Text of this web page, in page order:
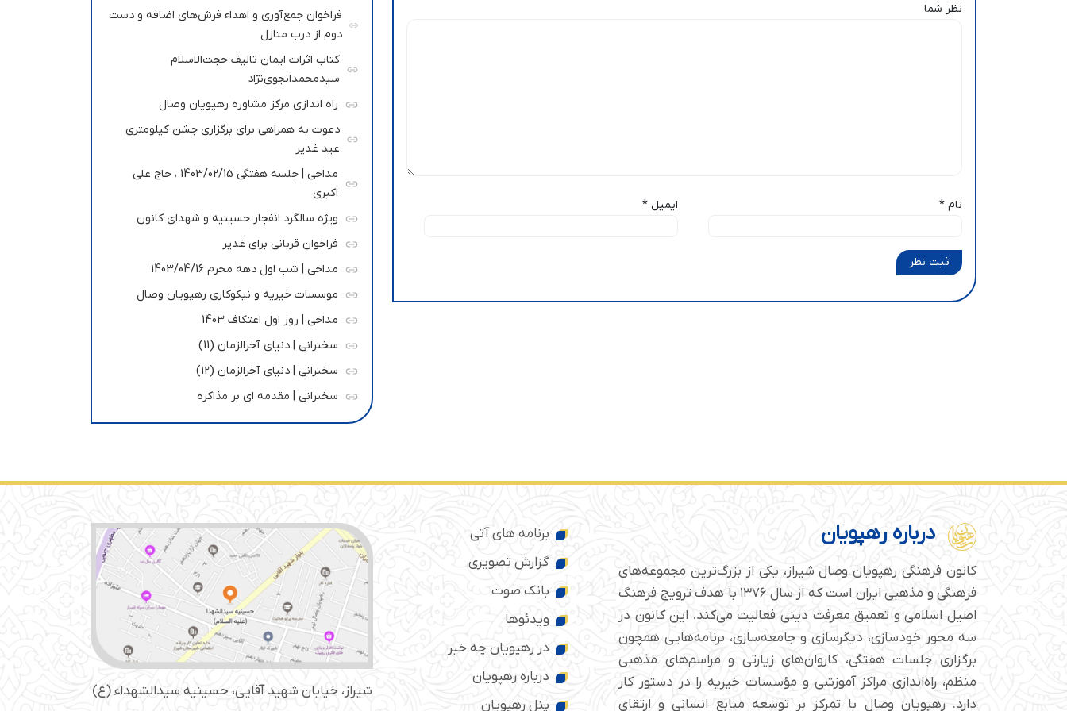
نظر شما
نام * ایمیل *
ثبت نظر
فراخوان جمع‌آوری و اهداء فرش‌های اضافه و دست
دوم از درب منازل
کتاب اثرات ایمان تالیف حجت‌الاسلام
سیدمحمدانجوی‌نژاد
راه اندازی مرکز مشاوره رهپویان وصال
دعوت به همراهی برای برگزاری جشن کیلومتری
عید غدیر
مداحی | جلسه هفتگی 1403/02/15 ، حاج علی
اکبری
ویژه سالگرد انفجار حسینیه و شهدای کانون
فراخوان قربانی برای غدیر
مداحی | شب اول دهه محرم 1403/04/16
موسسات خیریه و نیکوکاری رهپویان وصال
مداحی | روز اول اعتکاف 1403
سخنرانی | دنیای آخرالزمان (11)
سخنرانی | دنیای آخرالزمان (12)
سخنرانی | مقدمه ای بر مذاکره
درباره رهپویان
کانون فرهنگی رهپویان وصال شیراز، یکی از بزرگ‌ترین مجموعه‌های
فرهنگی و مذهبی ایران است که از سال ۱۳۷۶ با هدف ترویج فرهنگ
اصیل اسلامی و تعمیق معرفت دینی فعالیت می‌کند. این کانون در
سه محور خودسازی، دیگرسازی و جامعه‌سازی، برنامه‌هایی همچون
برگزاری جلسات هفتگی، کاروان‌های زیارتی و مراسم‌های مذهبی
منظم، راه‌اندازی مراکز آموزشی و مؤسسات خیریه را در دستور کار
دارد. رهپویان وصال با تمرکز بر توسعه منابع انسانی و ارتقای
برنامه های آتی
گزارش تصویری
بانک صوت
ویدئوها
در رهپویان چه خبر
درباره رهپویان
پنل رهپویان
شیراز، خیابان شهید آقایی، حسینیه سید‌الشهداء (ع)